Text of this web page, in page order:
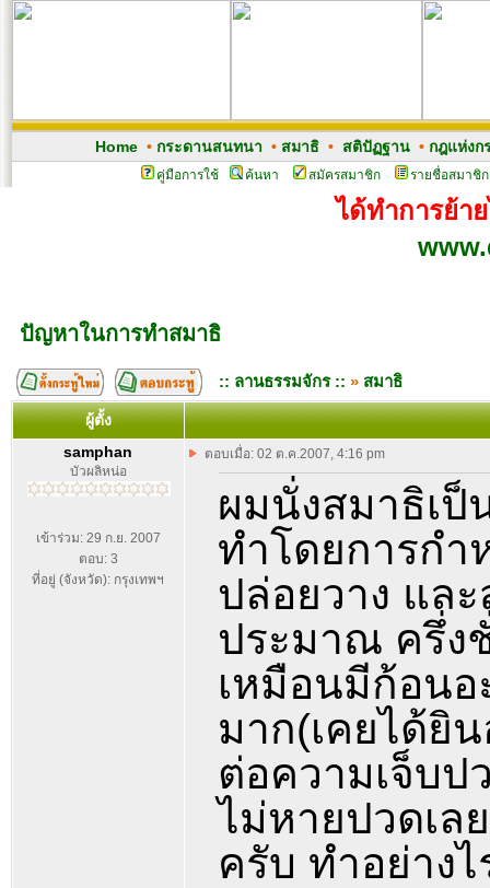
Home •กระดานสนทนา • สมาธิ • สติปัฏฐาน •กฎแห่งก
คู่มือการใช้ ค้นหา สมัครสมาชิก รายชื่อสมาชิก
ได้ทำการย้า
ปัญหาในการทำสมาธิ
:: ลานธรรมจักร :: » สมาธิ
ผู้ตั้ง
samphan
บัวผลิหน่อ
เข้าร่วม: 29 ก.ย. 2007
ตอบ: 3
ที่อยู่ (จังหวัด): กรุงเทพฯ
ตอบเมื่อ: 02 ต.ค.2007, 4:16 pm
ผมนั่งสมาธิเป็
ทำโดยการกำ
ปล่อยวาง แล
ประมาณ ครึ่ง
เหมือนมีก้อนอ
มาก(เคยได้ยิ
ต่อความเจ็บ
ไม่หายปวดเล
ครับ ทำอย่างไ